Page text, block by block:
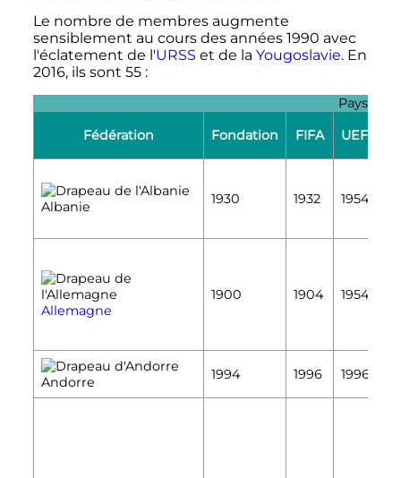
Le nombre de membres augmente
sensiblement au cours des années 1990 avec
l'éclatement de l'URSS et de la Yougoslavie. En
2016, ils sont 55 :
Pays
Fédération
Fondation FIFA UEFA
Albanie 1930 1932 1954
Allemagne
1900 1904 1954
Andorre 1994 1996 1996